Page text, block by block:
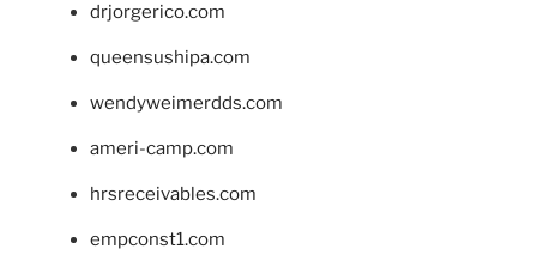
drjorgerico.com
queensushipa.com
wendyweimerdds.com
ameri-camp.com
hrsreceivables.com
empconst1.com